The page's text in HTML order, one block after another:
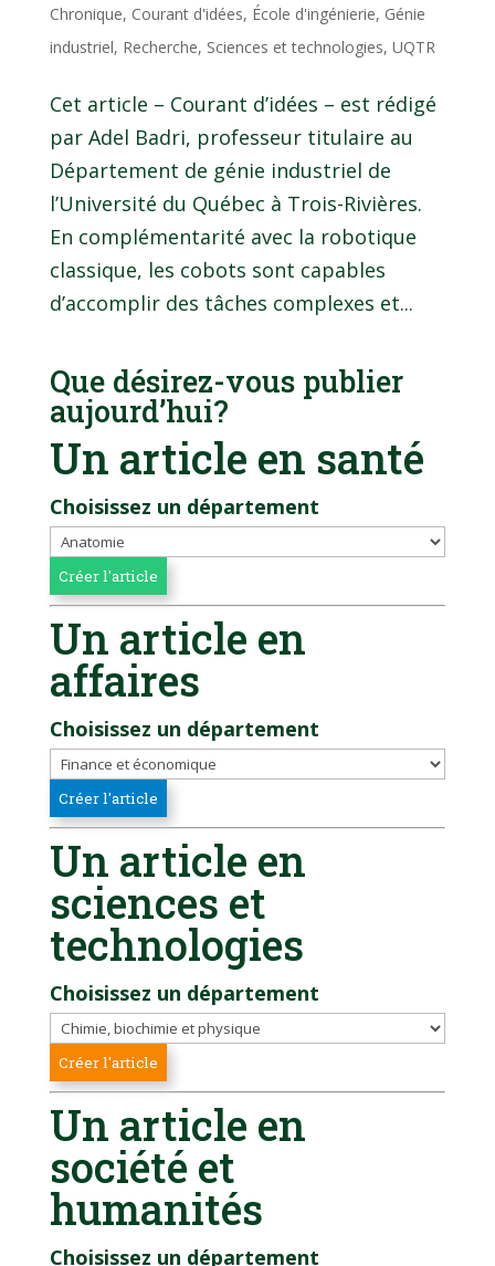
Chronique, Courant d'idées, École d'ingénierie, Génie
industriel, Recherche, Sciences et technologies, UQTR
Cet article – Courant d’idées – est rédigé
par Adel Badri, professeur titulaire au
Département de génie industriel de
l’Université du Québec à Trois-Rivières.
En complémentarité avec la robotique
classique, les cobots sont capables
d’accomplir des tâches complexes et...
Que désirez-vous publier
aujourd’hui?
Un article en santé
Choisissez un département
Un article en
affaires
Choisissez un département
Un article en
sciences et
technologies
Choisissez un département
Un article en
société et
humanités
Choisissez un département